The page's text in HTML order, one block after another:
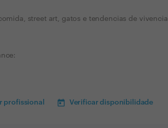
street art, gatos e tendencias de vivencia
profissional Verificar disponibilidade